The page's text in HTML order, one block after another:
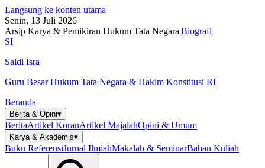
Langsung ke konten utama
Senin, 13 Juli 2026
Arsip Karya & Pemikiran Hukum Tata Negara|Biografi
SI
Saldi Isra
Guru Besar Hukum Tata Negara & Hakim Konstitusi RI
Beranda
Berita & Opini▾
BeritaArtikel KoranArtikel MajalahOpini & Umum
Karya & Akademis▾
Buku ReferensiJurnal IlmiahMakalah & SeminarBahan Kuliah